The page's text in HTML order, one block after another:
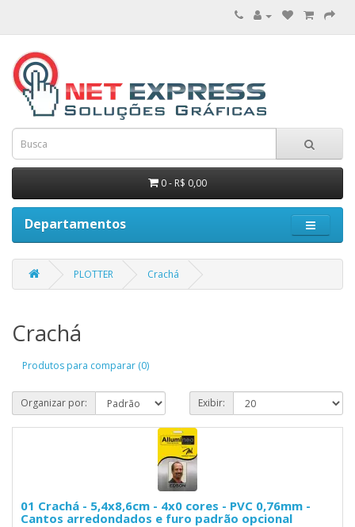
0 - R$ 0,00
Departamentos
PLOTTER Crachá
Crachá
Produtos para comparar (0)
Organizar por: Exibir:
01 Crachá - 5,4x8,6cm - 4x0 cores - PVC 0,76mm -
Cantos arredondados e furo padrão opcional